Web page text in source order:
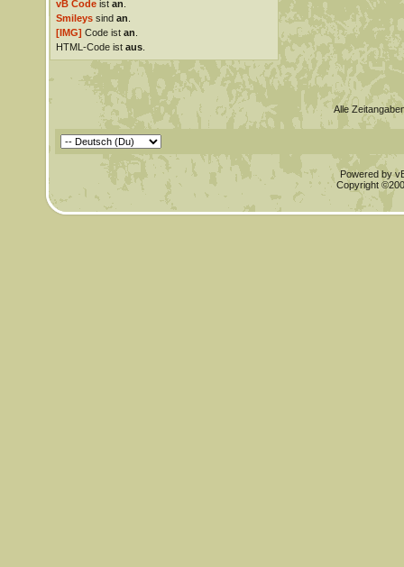
vB Codeist an
Smileyssind an
[IMG] Code ist an
HTML-Code ist aus.
Alle
Powered by
Copyright